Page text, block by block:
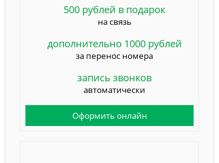
500 рублей в подарок
на связь
дополнительно 1000 рублей
за перенос номера
запись звонков
автоматически
Оформить онлайн